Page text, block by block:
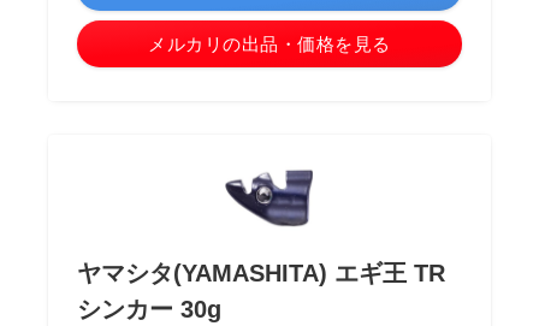
メルカリの出品・価格を見る
ヤマシタ(YAMASHITA) エギ王 TR
シンカー 30g